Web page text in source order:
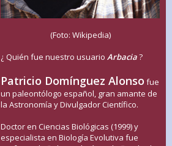
(Foto: Wikipedia)
¿ Quién fue nuestro usuario Arbacia?
Patricio Domínguez Alonso fue
un paleontólogo español, gran amante de
la Astronomía y Divulgador Científico.
Doctor en Ciencias Biológicas (1999) y
especialista en Biología Evolutiva fue